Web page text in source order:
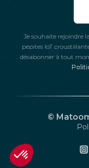
Je souhaite rejoindre
pépites IoT
désabonner à tout
©